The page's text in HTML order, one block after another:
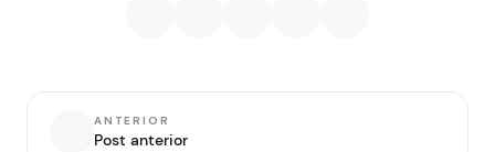
ANTERIOR
Post anterior